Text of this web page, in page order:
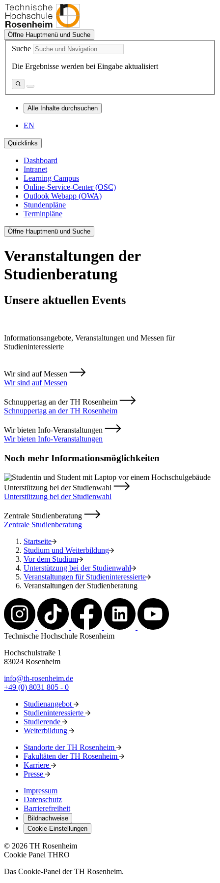
Öffne Hauptmenü und Suche
Suche
Die Ergebnisse werden bei Eingabe aktualisiert
Alle Inhalte durchsuchen
EN
Quicklinks
Dashboard
Intranet
Learning Campus
Online-Service-Center (OSC)
Outlook Webapp (OWA)
Stundenpläne
Terminpläne
Öffne Hauptmenü und Suche
Veranstaltungen der
Studienberatung
Unsere aktuellen Events
Informationsangebote, Veranstaltungen und Messen für
Studieninteressierte
Wir sind auf Messen
Wir sind auf Messen
Schnuppertag an der TH Rosenheim
Schnuppertag an der TH Rosenheim
Wir bieten Info-Veranstaltungen
Wir bieten Info-Veranstaltungen
Noch mehr Informationsmöglichkeiten
Unterstützung bei der Studienwahl
Unterstützung bei der Studienwahl
Zentrale Studienberatung
Zentrale Studienberatung
Startseite
Studium und Weiterbildung
Vor dem Studium
Unterstützung bei der Studienwahl
Veranstaltungen für Studieninteressierte
Veranstaltungen der Studienberatung
Technische Hochschule Rosenheim
Hochschulstraße 1
83024 Rosenheim
info@th-rosenheim.de
+49 (0) 8031 805 - 0
Studienangebot
Studieninteressierte
Studierende
Weiterbildung
Standorte der TH Rosenheim
Fakultäten der TH Rosenheim
Karriere
Presse
Impressum
Datenschutz
Barrierefreiheit
Bildnachweise
Cookie-Einstellungen
© 2026 TH Rosenheim
Cookie Panel THRO
Das Cookie-Panel der TH Rosenheim.